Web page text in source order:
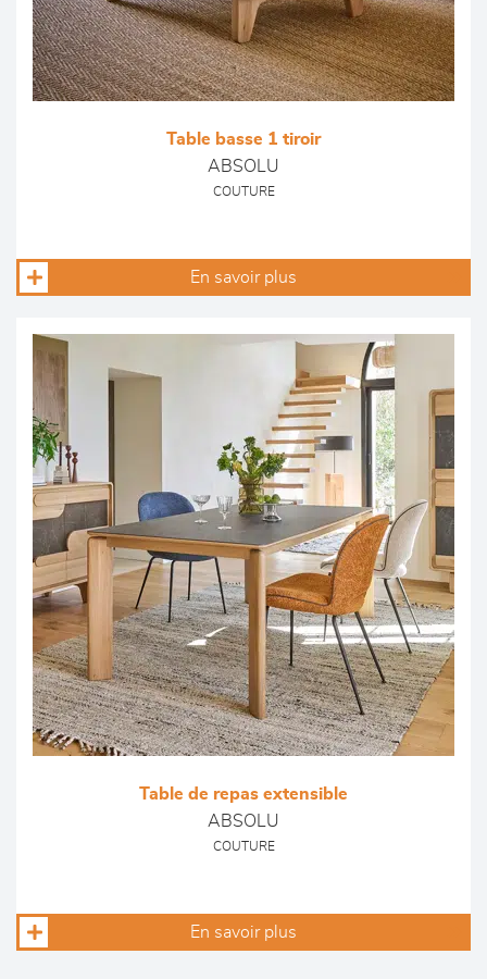
Table basse 1 tiroir
ABSOLU
COUTURE
En savoir plus
Table de repas extensible
ABSOLU
COUTURE
En savoir plus